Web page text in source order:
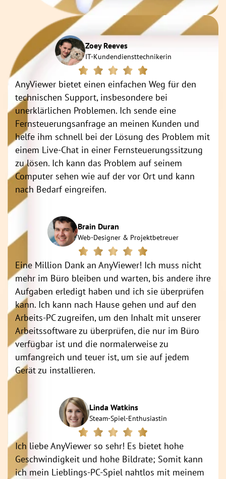
Zoey Reeves
IT-Kundendiensttechnikerin
AnyViewer bietet einen einfachen Weg für den
technischen Support, insbesondere bei
unerklärlichen Problemen. Ich sende eine
Fernsteuerungsanfrage an meinen Kunden und
helfe ihm schnell bei der Lösung des Problem mit
einem Live-Chat in einer Fernsteuerungssitzung
zu lösen. Ich kann das Problem auf seinem
Computer sehen wie auf der vor Ort und kann
nach Bedarf eingreifen.
Brain Duran
Web-Designer & Projektbetreuer
Eine Million Dank an AnyViewer! Ich muss nicht
mehr im Büro bleiben und warten, bis andere ihre
Aufgaben erledigt haben und ich sie überprüfen
kann. Ich kann nach Hause gehen und auf den
Arbeits-PC zugreifen, um den Inhalt mit unserer
Arbeitssoftware zu überprüfen, die nur im Büro
verfügbar ist und die normalerweise zu
umfangreich und teuer ist, um sie auf jedem
Gerät zu installieren.
Linda Watkins
Steam-Spiel-Enthusiastin
Ich liebe AnyViewer so sehr! Es bietet hohe
Geschwindigkeit und hohe Bildrate; Somit kann
ich mein Lieblings-PC-Spiel nahtlos mit meinem